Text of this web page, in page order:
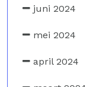
juni 2024
mei 2024
april 2024